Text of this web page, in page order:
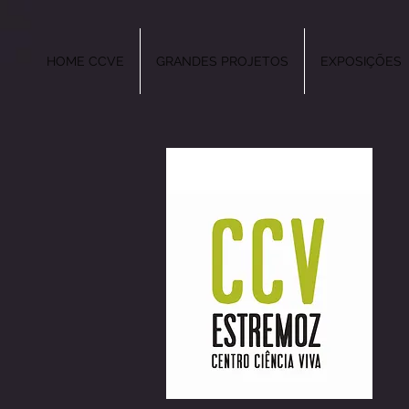
HOME CCVE GRANDES PROJETOS EXPOSIÇÕES